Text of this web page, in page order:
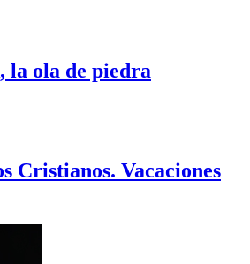
la ola de piedra
Cristianos. Vacaciones